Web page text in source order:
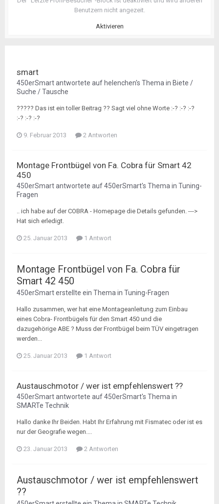
Benutzern nicht angezeit.
Aktivieren
smart
450erSmartantwortete auf helenchen's Thema in Biete /
Suche / Tausche
????? Das ist ein toller Beitrag ?? Sagt viel ohne Worte :-? :-? :-?
:-? :-? :-?
9. Februar 2013 2 Antworten
Montage Frontbügel von Fa. Cobra für Smart 42
450
450erSmartantwortete auf450erSmart's Thema in Tuning-
Fragen
.. ich habe auf der COBRA - Homepage die Details gefunden. --->
Hat sich erledigt.
25. Januar 2013 1 Antwort
Montage Frontbügel von Fa. Cobra für
Smart 42 450
450erSmarterstellte ein Thema in Tuning-Fragen
Hallo zusammen, wer hat eine Montageanleitung zum Einbau
eines Cobra- Frontbügels für den Smart 450 und die
dazugehörige ABE ? Muss der Frontbügel beim TÜV eingetragen
werden...
25. Januar 2013 1 Antwort
Austauschmotor / wer ist empfehlenswert ??
450erSmartantwortete auf450erSmart's Thema in
SMARTe Technik
Hallo danke Ihr Beiden. Habt Ihr Erfahrung mit Fismatec oder ist es
nur der Geografie wegen....
23. Januar 2013 2 Antworten
Austauschmotor / wer ist empfehlenswert
??